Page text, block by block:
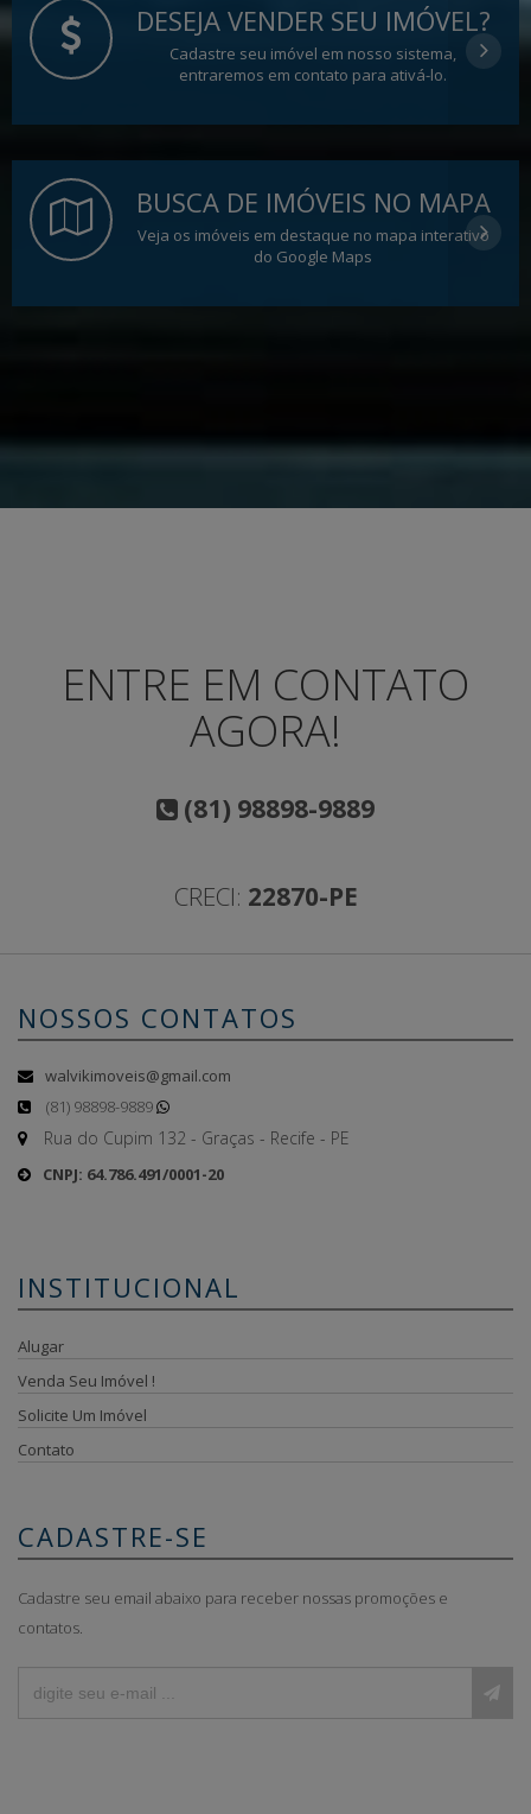
DESEJA VENDER SEU IMÓVEL?
Cadastre seu imóvel em nosso sistema,
entraremos em contato para ativá-lo.
BUSCA DE IMÓVEIS NO MAPA
Veja os imóveis em destaque no mapa interativo
do Google Maps
ENTRE EM CONTATO
AGORA!
(81) 98898-9889
CRECI: 22870-PE
NOSSOS CONTATOS
walvikimoveis@gmail.com
(81) 98898-9889
Rua do Cupim 132 - Graças - Recife - PE
CNPJ: 64.786.491/0001-20
INSTITUCIONAL
Alugar
Venda Seu Imóvel !
Solicite Um Imóvel
Contato
CADASTRE-SE
Cadastre seu email abaixo para receber nossas promoções e
contatos.